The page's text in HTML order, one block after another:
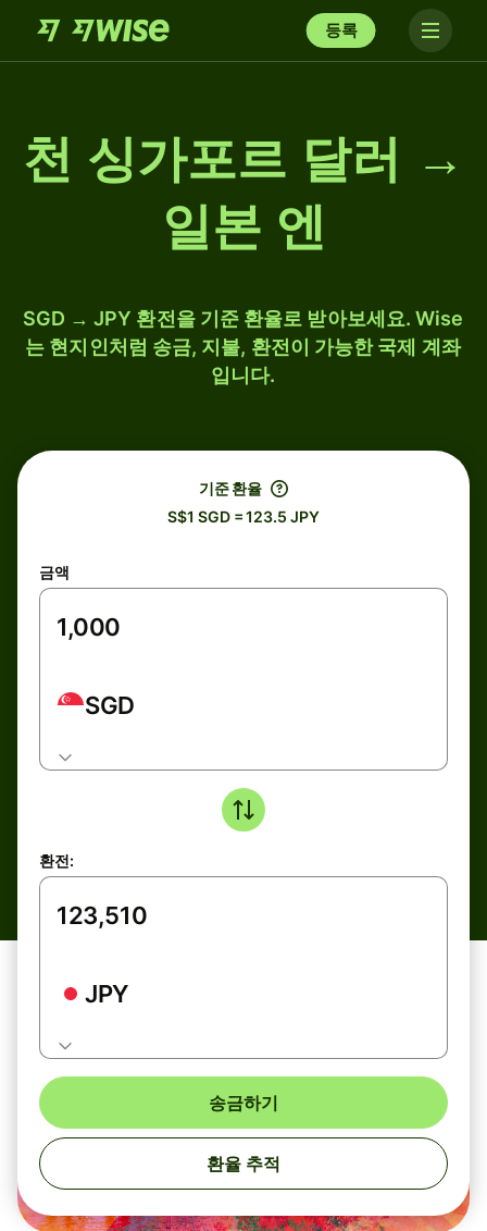
등록
천 싱가포르 달러 →
일본 엔
SGD → JPY 환전을 기준 환율로 받아보세요. Wise
는 현지인처럼 송금, 지불, 환전이 가능한 국제 계좌
입니다.
기준 환율
S$1 SGD = 123.5 JPY
금액
SGD
환전:
JPY
송금하기
환율 추적